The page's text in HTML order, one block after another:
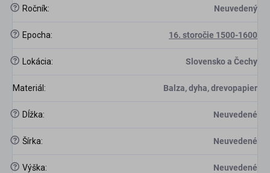
? Ročník: Neuvedený
? Epocha: 16. storočie 1500-1600
? Lokácia: Slovensko a Čechy
Materiál : Balza, dyha, drevopapier
? Dĺžka: Neuvedené
? Šírka: Neuvedené
? Výška: Neuvedené